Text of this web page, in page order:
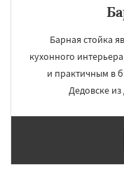
Барная стойка
кухонного
и практичным в
Дедовске